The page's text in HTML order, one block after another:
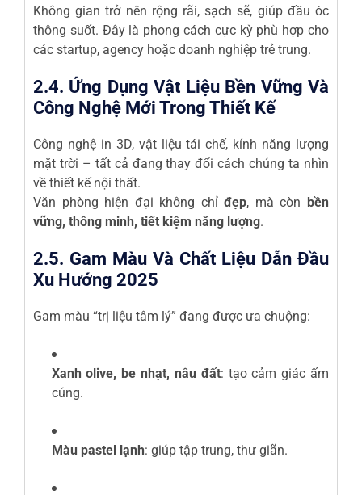
Không gian trở nên rộng rãi, sạch sẽ, giúp đầu óc
thông suốt. Đây là phong cách cực kỳ phù hợp cho
các startup, agency hoặc doanh nghiệp trẻ trung.
2.4. Ứng Dụng Vật Liệu Bền Vững Và
Công Nghệ Mới Trong Thiết Kế
Công nghệ in 3D, vật liệu tái chế, kính năng lượng
mặt trời – tất cả đang thay đổi cách chúng ta nhìn
về thiết kế nội thất.
Văn phòng hiện đại không chỉđẹp, mà còn bền
vững, thông minh, tiết kiệm năng lượng.
2.5. Gam Màu Và Chất Liệu Dẫn Đầu
Xu Hướng 2025
Gam màu “trị liệu tâm lý” đang được ưa chuộng:
Xanh olive, be nhạt, nâu đất: tạo cảm giác ấm
cúng.
Màu pastel lạnh: giúp tập trung, thư giãn.